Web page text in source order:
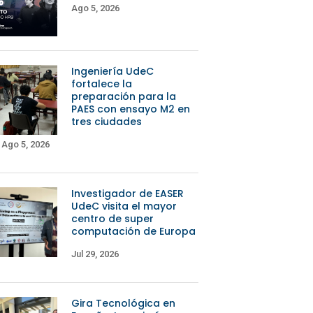
Ago 5, 2026
Ingeniería UdeC
fortalece la
preparación para la
PAES con ensayo M2 en
tres ciudades
Ago 5, 2026
Investigador de EASER
UdeC visita el mayor
centro de super
computación de Europa
Jul 29, 2026
Gira Tecnológica en